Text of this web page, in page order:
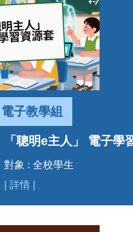
子教學組
「聰明e主人」 電子學
對象 : 全校學生
| 詳情 |